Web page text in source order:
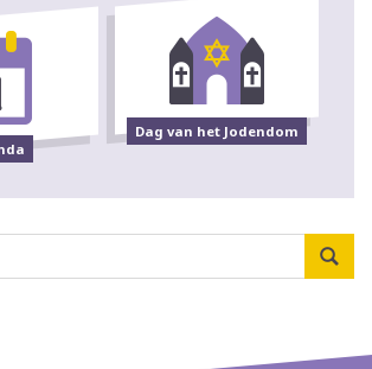
Dag van het Jodendom